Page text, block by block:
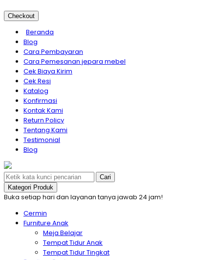
Checkout
Beranda
Blog
Cara Pembayaran
Cara Pemesanan jepara mebel
Cek Biaya Kirim
Cek Resi
Katalog
Konfirmasi
Kontak Kami
Return Policy
Tentang Kami
Testimonial
Blog
Cari
Kategori Produk
Buka setiap hari dan layanan tanya jawab 24 jam!
Cermin
Furniture Anak
Meja Belajar
Tempat Tidur Anak
Tempat Tidur Tingkat